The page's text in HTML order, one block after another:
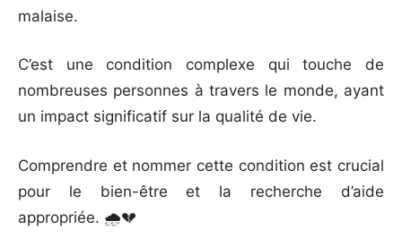
malaise.
C’est une condition complexe qui touche de
nombreuses personnes à travers le monde, ayant
un impact significatif sur la qualité de vie.
Comprendre et nommer cette condition est crucial
pour le bien-être et la recherche d’aide
appropriée. 🌧️💔